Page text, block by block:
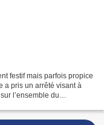
festif mais parfois propice
a pris un arrêté visant à
l’ensemble du